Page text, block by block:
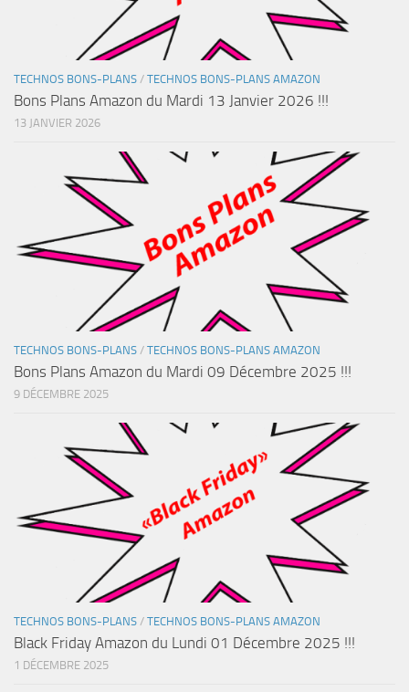
TECHNOS BONS-PLANS / TECHNOS BONS-PLANS AMAZON
Bons Plans Amazon du Mardi 13 Janvier 2026 !!!
13 JANVIER 2026
TECHNOS BONS-PLANS / TECHNOS BONS-PLANS AMAZON
Bons Plans Amazon du Mardi 09 Décembre 2025 !!!
9 DÉCEMBRE 2025
TECHNOS BONS-PLANS / TECHNOS BONS-PLANS AMAZON
Black Friday Amazon du Lundi 01 Décembre 2025 !!!
1 DÉCEMBRE 2025